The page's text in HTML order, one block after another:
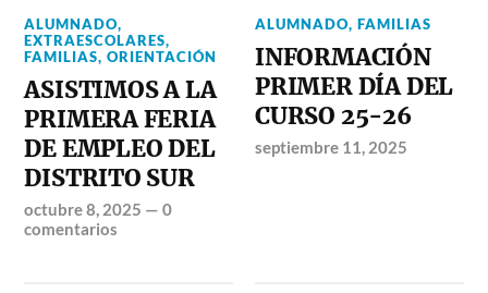
ALUMNADO,
EXTRAESCOLARES,
FAMILIAS,ORIENTACIÓN
ASISTIMOS A LA
PRIMERA FERIA
DE EMPLEO DEL
DISTRITO SUR
octubre 8, 2025 —0
comentarios
ALUMNADO,FAMILIAS
INFORMACIÓN
PRIMER DÍA DEL
CURSO 25-26
septiembre 11, 2025